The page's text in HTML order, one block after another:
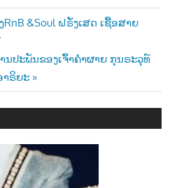
&Soul ຝຣັ່ງເສດ ເຊື້ອສາຍ
ນປະພັນຂອງເຈົ້າຄຳຜາຍ ກຸນຣະວຸທ໌
າຣິຍະ